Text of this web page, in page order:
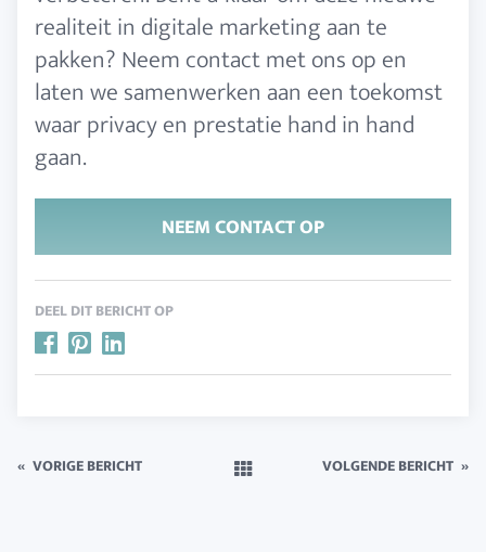
realiteit in digitale marketing aan te
pakken? Neem contact met ons op en
laten we samenwerken aan een toekomst
waar privacy en prestatie hand in hand
gaan.
NEEM CONTACT OP
DEEL DIT BERICHT OP
« VORIGE BERICHT VOLGENDE BERICHT »